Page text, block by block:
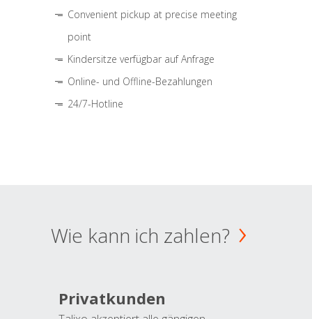
Convenient pickup at precise meeting
point
Kindersitze verfügbar auf Anfrage
Online- und Offline-Bezahlungen
24/7-Hotline
Wie kann ich zahlen?
Privatkunden